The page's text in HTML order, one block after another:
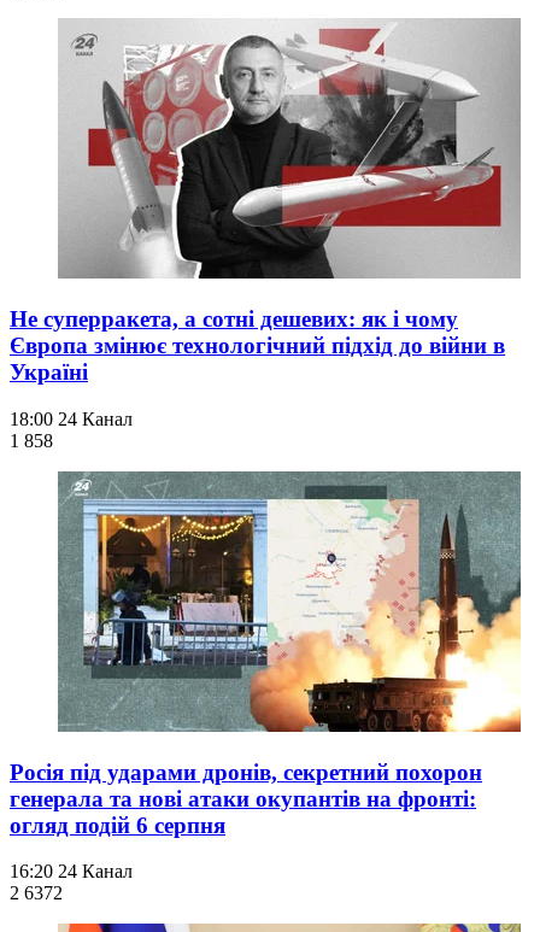
Не суперракета, а сотні дешевих: як і чому
Європа змінює технологічний підхід до війни в
Україні
18:00 24 Канал
1 858
Росія під ударами дронів, секретний похорон
генерала та нові атаки окупантів на фронті:
огляд подій 6 серпня
16:20 24 Канал
2 6372